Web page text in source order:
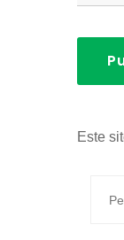
Este